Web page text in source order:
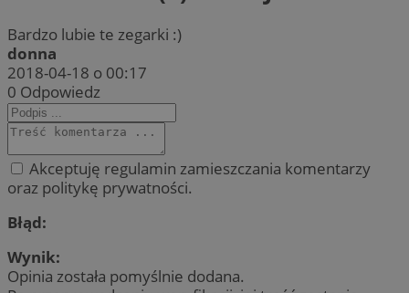
Bardzo lubie te zegarki :)
donna
2018-04-18 o 00:17
0 Odpowiedz
Akceptuję regulamin zamieszczania komentarzy
oraz politykę prywatności.
Błąd:
Wynik:
Opinia została pomyślnie dodana.